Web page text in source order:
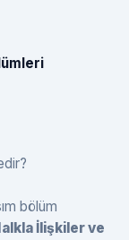
bölüm
İlişkiler ve